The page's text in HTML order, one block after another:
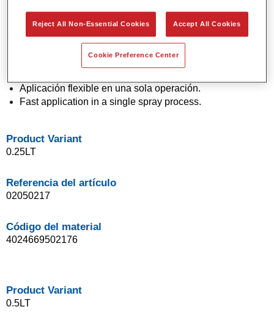
Excepcional precisión de color.
Excelente control de moteado.
Excelentes propiedades de flujo.
Aplicación flexible en una sola operación.
Fast application in a single spray process.
Product Variant
0.25LT
Referencia del artículo
02050217
Código del material
4024669502176
Product Variant
0.5LT
Reject All Non-Essential Cookies Accept All Cookies
Cookie Preference Center